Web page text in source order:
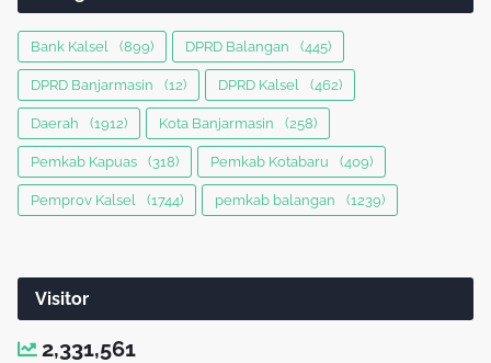
Bank Kalsel (899) DPRD Balangan (445)
DPRD Banjarmasin (12) DPRD Kalsel (462)
Daerah (1912) Kota Banjarmasin (258)
Pemkab Kapuas (318) Pemkab Kotabaru (409)
Pemprov Kalsel (1744) pemkab balangan (1239)
Visitor
2,331,561